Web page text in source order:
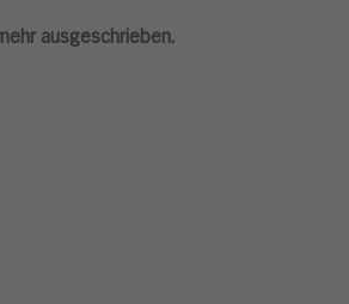
ausgeschrieben.